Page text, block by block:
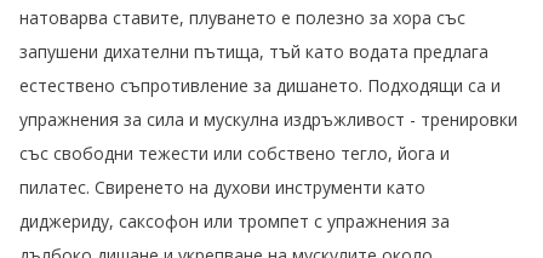
натоварва ставите, плуването е полезно за хора със
запушени дихателни пътища, тъй като водата предлага
естествено съпротивление за дишането. Подходящи са и
упражнения за сила и мускулна издръжливост - тренировки
със свободни тежести или собствено тегло, йога и
пилатес. Свиренето на духови инструменти като
диджериду, саксофон или тромпет с упражнения за